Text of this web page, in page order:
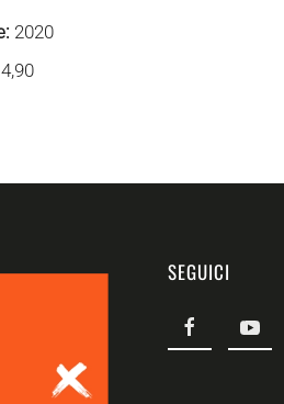
2020
SEGUICI